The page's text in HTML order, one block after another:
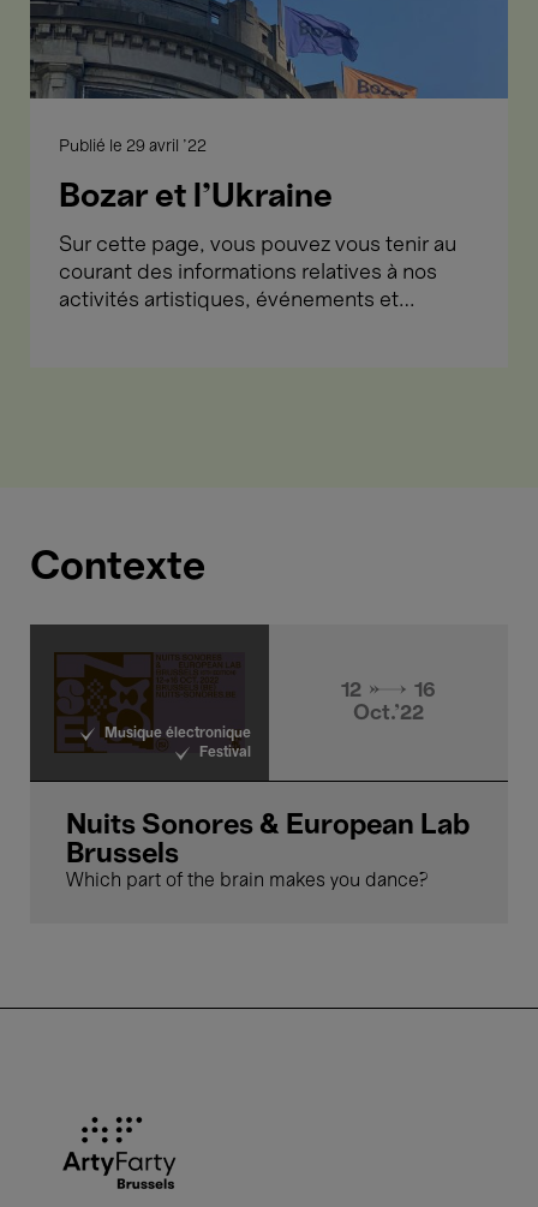
Publié le 29 avril '22
Bozar et l'Ukraine
Sur cette page, vous pouvez vous tenir au
courant des informations relatives à nos
activités artistiques, événements et
Contexte
Musique électronique
Festival
12 → 16
Oct.'22
Nuits Sonores & European Lab
Brussels
Which part of the brain makes you dance?